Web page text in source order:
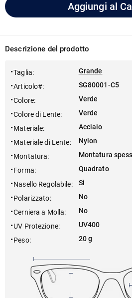
Aggiungi al
Descrizione del prodotto
Taglia:
Grande
Articolo#:
SG80001-C5
Colore:
Verde
Colore di Lente:
Verde
Materiale:
Acciaio
Materiale di Lente:
Nylon
Montatura:
Montatura
Forma:
Quadrato
Nasello Regolabile:
Sì
Polarizzato:
No
Cerniera a Molla:
No
UV Protezione:
UV400
Peso: 20 g